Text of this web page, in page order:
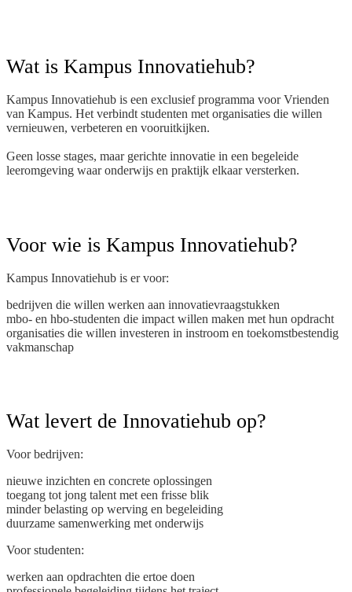
Wat is Kampus Innovatiehub?
Kampus Innovatiehub is een exclusief programma voor Vrienden
van Kampus. Het verbindt studenten met organisaties die willen
vernieuwen, verbeteren en vooruitkijken.
Geen losse stages, maar gerichte innovatie in een begeleide
leeromgeving waar onderwijs en praktijk elkaar versterken.
Voor wie is Kampus Innovatiehub?
Kampus Innovatiehub is er voor:
bedrijven die willen werken aan innovatievraagstukken
mbo- en hbo-studenten die impact willen maken met hun opdracht
organisaties die willen investeren in instroom en toekomstbestendig
vakmanschap
Wat levert de Innovatiehub op?
Voor bedrijven:
nieuwe inzichten en concrete oplossingen
toegang tot jong talent met een frisse blik
minder belasting op werving en begeleiding
duurzame samenwerking met onderwijs
Voor studenten:
werken aan opdrachten die ertoe doen